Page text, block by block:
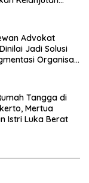
Advokat
Jadi Solusi
Organisasi
Tangga di
Mertua
Istri Luka Berat